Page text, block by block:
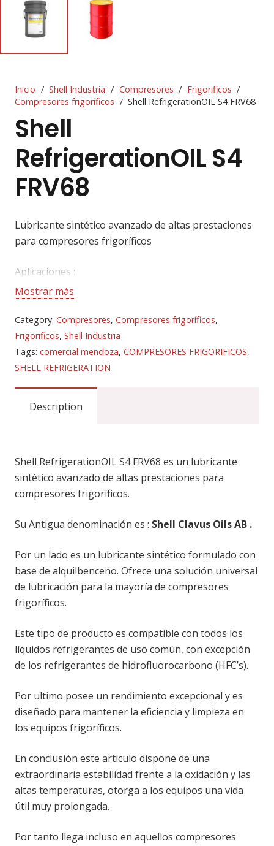
Inicio / Shell Industria / Compresores / Frigorificos /
Compresores frigoríficos / Shell RefrigerationOIL S4 FRV68
Shell
RefrigerationOIL S4
FRV68
Lubricante sintético avanzado de altas prestaciones
para compresores frigoríficos
Aplicaciones :
DIN 51503 KAA Y KC
Mostrar más
Category: Compresores, Compresores frigoríficos,
Frigorificos, Shell Industria
Tags: comercial mendoza, COMPRESORES FRIGORIFICOS,
SHELL REFRIGERATION
Description
Shell RefrigerationOIL S4 FRV68 es un lubricante
sintético avanzado de altas prestaciones para
compresores frigoríficos.
Su Antigua denominación es : Shell Clavus Oils AB .
Por un lado es un lubricante sintético formulado con
base de alquilbenceno. Ofrece una solución universal
de lubricación para la mayoría de compresores
frigoríficos.
Este tipo de producto es compatible con todos los
líquidos refrigerantes de uso común, con excepción
de los refrigerantes de hidrofluorocarbono (HFC’s).
Por ultimo posee un rendimiento excepcional y es
diseñado para mantener la eficiencia y limpieza en
los equipos frigoríficos.
En conclusión este articulo dispone de una
extraordinaria estabilidad frente a la oxidación y las
altas temperaturas, otorga a los equipos una vida
útil muy prolongada.
Por tanto llega incluso en aquellos compresores